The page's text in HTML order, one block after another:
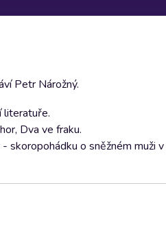
Petr Nárožný.
literatuře.
Dva ve fraku.
o sněžném muži v